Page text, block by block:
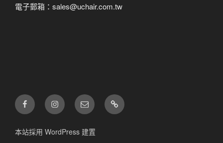
電子郵箱：sales@uchair.com.tw
FB IG
電
子
郵
件
LINE
本站採用 WordPress 建置